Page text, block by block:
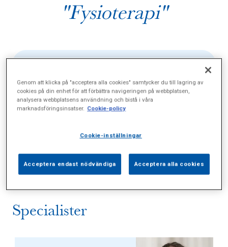
"Fysioterapi"
Vårdgivare (2) Specialister (2)
Sidor (0) Press (3) Sophianytt (2)
Specialister
Genom att klicka på "acceptera alla cookies" samtycker du till lagring av
cookies på din enhet för att förbättra navigeringen på webbplatsen,
analysera webbplatsens användning och bistå i våra
marknadsföringsinsatser. Cookie-policy
Cookie-inställningar
Acceptera endast nödvändiga Acceptera alla cookies